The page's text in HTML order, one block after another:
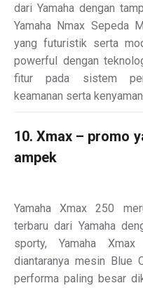
dari Yamaha dengan
Yamaha Nmax Sepeda
yang futuristik serta
powerful dengan
fitur pada sistem
keamanan serta
10. Xmax – promo
ampek
Yamaha Xmax 250
terbaru dari Yamaha
sporty, Yamaha
diantaranya mesin Blue
performa paling besar